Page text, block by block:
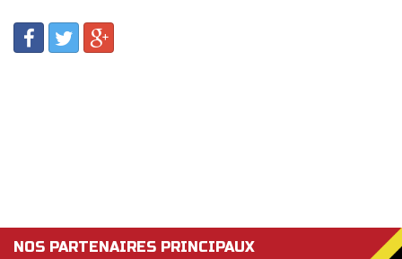
NOS PARTENAIRES PRINCIPAUX